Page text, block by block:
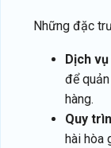
Những đặc
Dịch
để
hàng.
Quy
hài hòa